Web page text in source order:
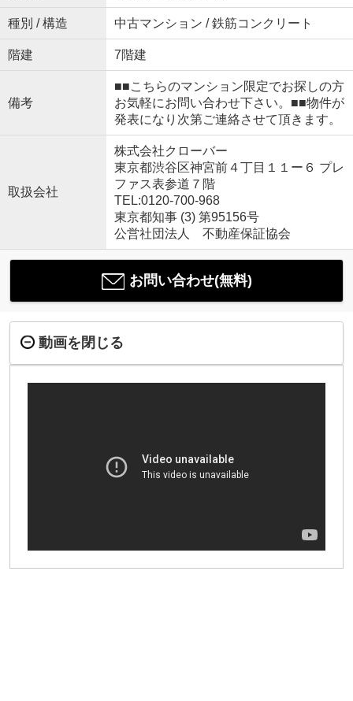
種別 / 構造 中古マンション / 鉄筋コンクリート
階建 7階建
備考
■■こちらのマンション限定でお探しの方
お気軽にお問い合わせ下さい。■■物件が
発表になり次第ご連絡させて頂きます。
取扱会社
株式会社クローバー
東京都渋谷区神宮前４丁目１１ー６ プレ
ファス表参道７階
TEL:0120-700-968
東京都知事 (3) 第95156号
公営社団法人 不動産保証協会
お問い合わせ(無料)
動画を閉じる